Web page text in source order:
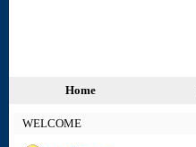
Home
WELCOME